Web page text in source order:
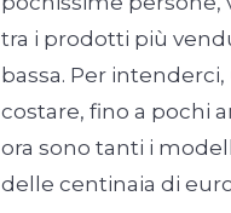
tra i prodotti più
bassa. Per
costare, fino a pochi
ora sono tanti i
delle centinaia di